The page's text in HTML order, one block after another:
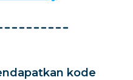
kode